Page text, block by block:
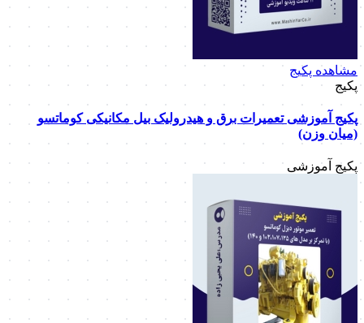
مشاهده پکیج
پکیج
پکیج آموزشی تعمیرات برق و هیدرولیک بیل مکانیکی کوماتسو
(میان وزن)
پکیج آموزشی